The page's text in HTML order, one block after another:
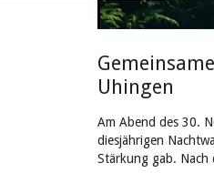
Uhingen
Am Abend des 30.
diesjährigen
Stärkung gab. Nach